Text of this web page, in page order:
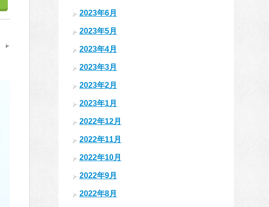
2023年6月
2023年5月
2023年4月
2023年3月
2023年2月
2023年1月
2022年12月
2022年11月
2022年10月
2022年9月
2022年8月